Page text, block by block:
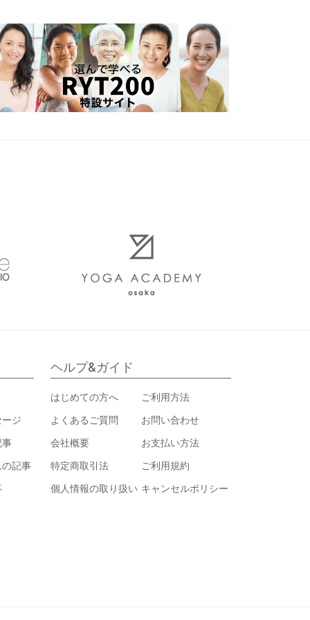
ジ
の記事
ヘルプ&ガイド
はじめての方へ
ご利用方法
よくあるご質問
お問い合わせ
会社概要
お支払い方法
特定商取引法
ご利用規約
個人情報の取り扱い キャンセルポリシー